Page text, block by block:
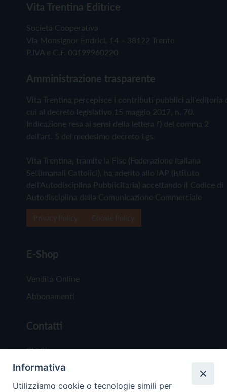
Vita Trentina Editrice
Società Cooperativa
Via Monsignor Endrici, 14 – 38122 Trento
P.IVA e C.F. 00199960220
Amministrazione trasparente
Vita Trentina percepisce i contributi pubblici all'editoria
cui al decreto legislativo 15 maggio 2017, n. 70.
Indicazione resa ai sensi della lettera f) del comma 2
dell'art. 5 del medesimo decreto Lgs.
Vita Trentina, tramite la Fisc (Federazione Italiana
Settimanali Cattolici), ha aderito allo IAP (Istituto
dell'Autodisciplina Pubblicitaria) accettando il Codice di
Autodisciplina della Comunicazione Commerciale
E-Shop
Vendita Online
Abbonamenti
Contatti
Chi Siamo
Redazione
Scrivici
Informativa
Utilizziamo cookie o tecnologie simili per